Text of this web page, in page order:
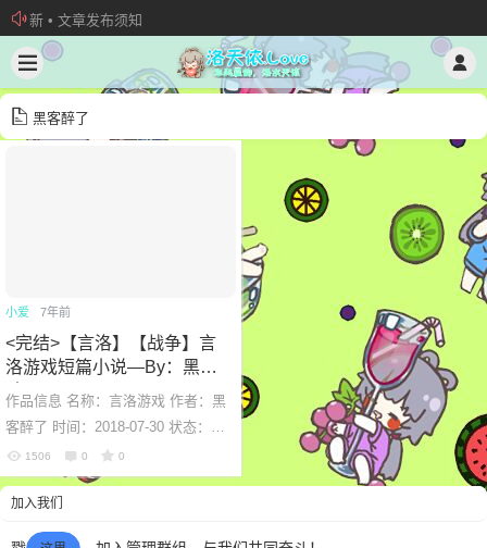
新 • 文章发布须知
欢迎加入“VOCALOID洛天依“QQ群！
加入本站管理团队
黑客醉了
小爱 7年前
<完结>【言洛】【战争】言
洛游戏短篇小说—By：黑客
醉了
作品信息 名称：言洛游戏 作者：黑
客醉了 时间：2018-07-30 状态：完
结 总计：16章+七夕特辑x1 原文地
址：https://tieba.baidu.com/p/58...
1506 0 0
加入我们